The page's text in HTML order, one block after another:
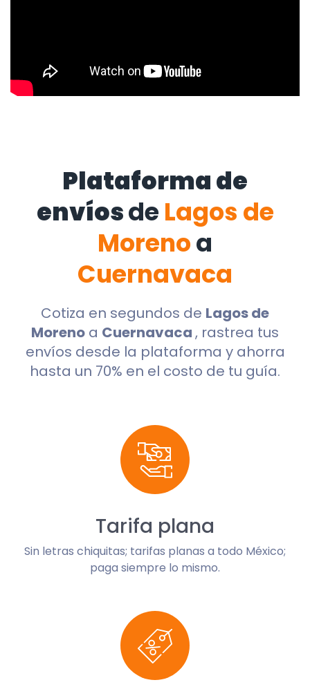
Plataforma de
envíosde Lagos de
Morenoa
Cuernavaca
Cotiza en segundos de Lagos de
Moreno a Cuernavaca, rastrea tus
envíos desde la plataforma y ahorra
hasta un 70% en el costo de tu guía.
Tarifa plana
Sin letras chiquitas; tarifas planas a todo México;
paga siempre lo mismo.